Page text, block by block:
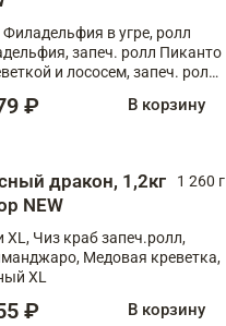
Филадельфия в угре, ролл
запеч. ролл Пиканто
и лососем, запеч. ролл
₽ В корзину
дракон, 1,2кг
NEW
1 260 г
XL, Чиз краб запеч.ролл,
Медовая креветка,
XL
₽ В корзину